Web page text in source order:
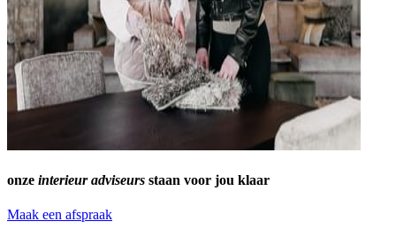
onze interieur adviseurs staan voor jou klaar
Maak een afspraak